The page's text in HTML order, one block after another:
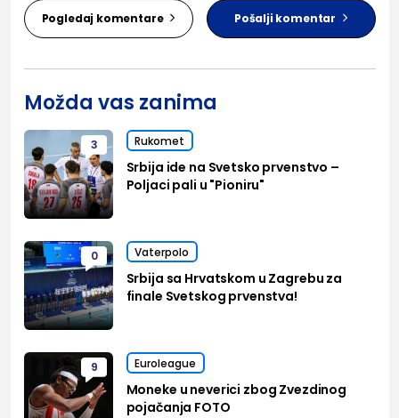
Pogledaj komentare Pošalji komentar
Možda vas zanima
3 Rukomet
Srbija ide na Svetsko prvenstvo –
Poljaci pali u "Pioniru"
0 Vaterpolo
Srbija sa Hrvatskom u Zagrebu za
finale Svetskog prvenstva!
9 Euroleague
Moneke u neverici zbog Zvezdinog
pojačanja FOTO